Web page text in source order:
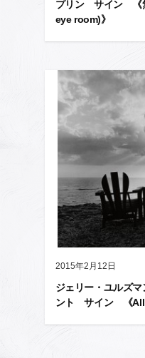
プリン サイン 《
eye room)》
2015年2月12日
ジェリー・ユルズ
ント サイン 《All